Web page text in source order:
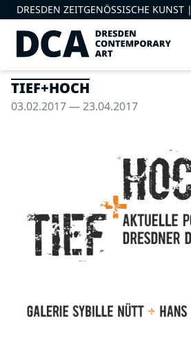
DRESDEN ZEITGENÖSSISCHE KUNST |
TIEF+HOCH
03.02.2017 — 23.04.2017